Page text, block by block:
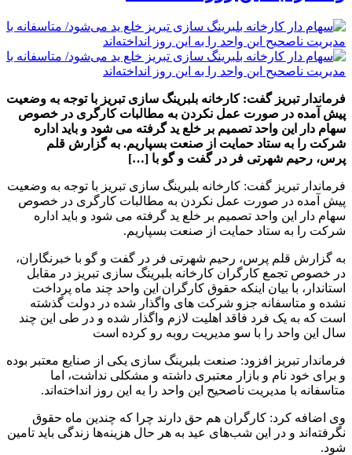
فرماندار تبریز گفت: کارخانه بلبرینگ سازی تبریز با توجه به وضعیت
پیش آمده در صورت عمل نکردن به مطالبات کارگری در خصوص
سهام دار این واحد تصمیم بر خلع ید گرفته می شود و باید اداره
شرکت را به ستاد حمایت از صنعت بسپاریم. به گزارش قلم
پرس، رحیم شهرتی فر در گفت و گو با […]
فرماندار تبریز گفت: کارخانه بلبرینگ سازی تبریز با توجه به وضعیت
پیش آمده در صورت عمل نکردن به مطالبات کارگری در خصوص
سهام دار این واحد تصمیم بر خلع ید گرفته می شود و باید اداره
شرکت را به ستاد حمایت از صنعت بسپاریم.
به گزارش قلم پرس، رحیم شهرتی فر در گفت و گو با خبرنگاران،
در خصوص تجمع کارگران کارخانه بلبرینگ سازی تبریز در مقابل
استاندار، با بیان اینکه حقوق کارگران این واحد چند ماه پرداخت
نشده و متاسفانه جزو شرکت های واگذار شده در دولت گذشته
است که به یک فرد فاقد اهلیت لازم واگذار شده و در طی این چند
سال این واحد را با سو مدیریت روبه رو کرده است
فرماندار تبریز افزود: صنعت بلبرینگ سازی یکی از صنایع معتبر بوده
و برای خود نام و بازار معتبری داشته و مشکلی نداشت، اما
متاسفانه با مدیریت ناصحیح این واحد را به این روز انداخته‌اند.
وی اضافه کرد: کارگران هم حق دارند چرا که چندین ماه حقوق
نگرفته‌اند و در این شب‌های عید به هر حال هزینه‌ها زندگی باید تامین
شود.